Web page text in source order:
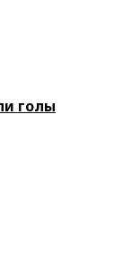
голы